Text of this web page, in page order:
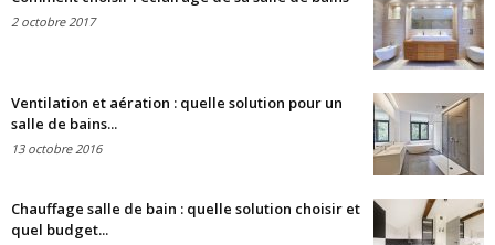
2 octobre 2017
Ventilation et aération : quelle solution pour un
salle de bains...
13 octobre 2016
Chauffage salle de bain : quelle solution choisir et
quel budget...